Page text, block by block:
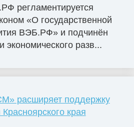
регламентируется
«О государственной
ВЭБ.РФ» и подчинён
экономического разв...
расширяет поддержку
края